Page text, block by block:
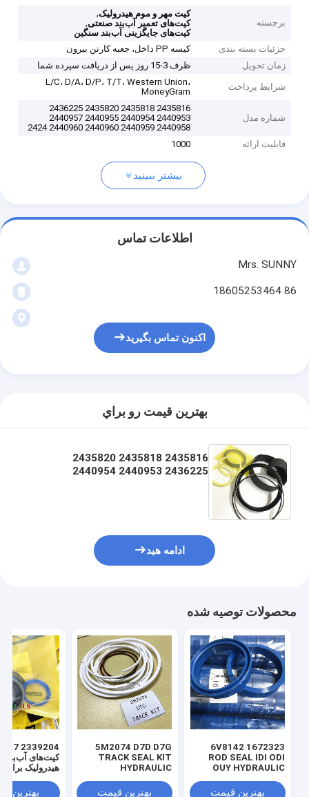
برجسته
کیت مهر و موم هیدرولیک,
کیت‌های تعمیر آب‌بند صنعتی,
کیت‌های جایگزینی آب‌بند سنگین
جزئیات بسته بندی
کیسه PP داخل، جعبه کارتن بیرون
زمان تحویل
ظرف 3-15 روز پس از دریافت سپرده شما
شرایط پرداخت
L/C، D/A، D/P، T/T، Western Union،
MoneyGram
شماره مدل
2435816 2435818 2435820 2436225
2440953 2440954 2440955 2440957
2440958 2440959 2440960 2440960 2424
قابلیت ارائه
1000
بیشتر ببینید
اطلاعات تماس
Mrs. SUNNY
86 18605253464
اکنون تماس بگیرید
بهترين قيمت رو براي
2435816 2435818 2435820
2436225 2440953 2440954
ادامه هید
محصولات توصیه شده
1672323 6V8142
ROD SEAL IDI ODI
OUY HYDRAULIC
بهترین قیمت
5M2074 D7D D7G
TRACK SEAL KIT
HYDRAULIC
SEAL KIT NBR
بهترین قیمت
کیت‌های
هیدرولیک برای
بهترین